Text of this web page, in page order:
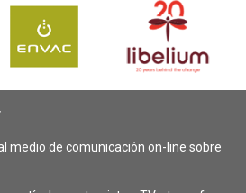
medio de comunicación on-line sobre